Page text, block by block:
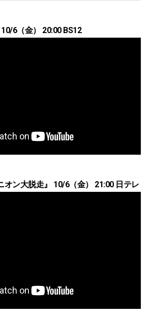
10/6（金） 20:00 BS12
オン大脱走』 10/6（金） 21:00 日テレ